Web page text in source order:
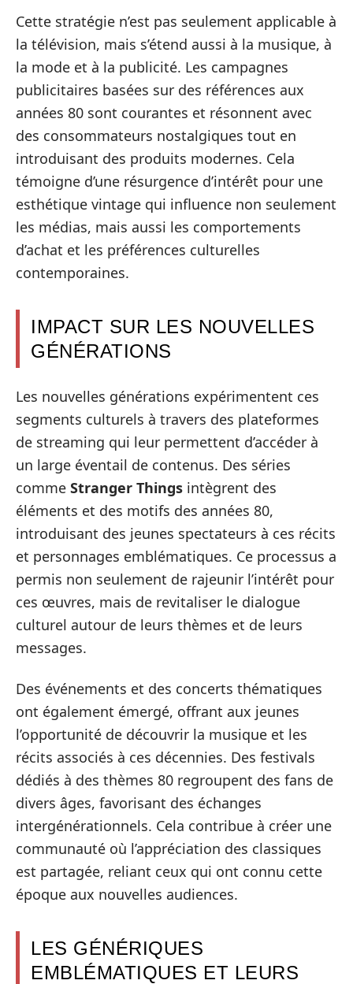
Cette stratégie n’est pas seulement applicable à
la télévision, mais s’étend aussi à la musique, à
la mode et à la publicité. Les campagnes
publicitaires basées sur des références aux
années 80 sont courantes et résonnent avec
des consommateurs nostalgiques tout en
introduisant des produits modernes. Cela
témoigne d’une résurgence d’intérêt pour une
esthétique vintage qui influence non seulement
les médias, mais aussi les comportements
d’achat et les préférences culturelles
contemporaines.
IMPACT SUR LES NOUVELLES
GÉNÉRATIONS
Les nouvelles générations expérimentent ces
segments culturels à travers des plateformes
de streaming qui leur permettent d’accéder à
un large éventail de contenus. Des séries
comme Stranger Things intègrent des
éléments et des motifs des années 80,
introduisant des jeunes spectateurs à ces récits
et personnages emblématiques. Ce processus a
permis non seulement de rajeunir l’intérêt pour
ces œuvres, mais de revitaliser le dialogue
culturel autour de leurs thèmes et de leurs
messages.
Des événements et des concerts thématiques
ont également émergé, offrant aux jeunes
l’opportunité de découvrir la musique et les
récits associés à ces décennies. Des festivals
dédiés à des thèmes 80 regroupent des fans de
divers âges, favorisant des échanges
intergénérationnels. Cela contribue à créer une
communauté où l’appréciation des classiques
est partagée, reliant ceux qui ont connu cette
époque aux nouvelles audiences.
LES GÉNÉRIQUES
EMBLÉMATIQUES ET LEURS